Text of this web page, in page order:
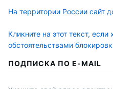
На территории России сайт
Кликните на этот текст, если
обстоятельствами
ПОДПИСКА ПО E-MAIL